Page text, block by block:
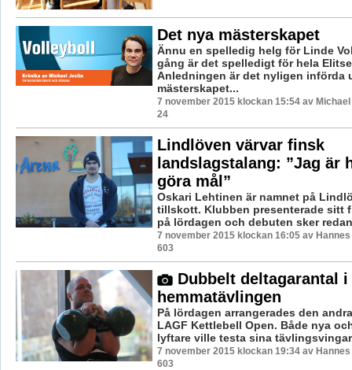
Det nya mästerskapet
Ännu en spelledig helg för Linde
gång är det spelledigt för hela
Anledningen är det nyligen införda
mästerskapet...
7 november 2015 klockan 15:54 av
24
Lindlöven värvar finsk
landslagstalang: ”Jag är
göra mål”
Oskari Lehtinen är namnet på
tillskott. Klubben presenterade sitt
på lördagen och debuten sker
7 november 2015 klockan 16:05 av Hannes
603
Dubbelt deltagarantal i
hemmatävlingen
På lördagen arrangerades den
LAGF Kettlebell Open. Både nya
lyftare ville testa sina
7 november 2015 klockan 19:34 av Hannes
603